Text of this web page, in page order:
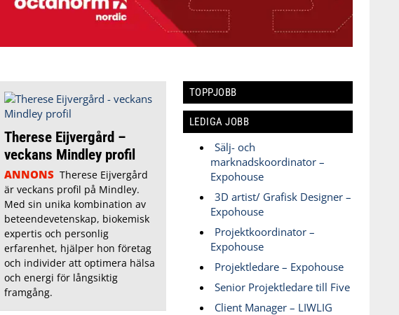
Therese Eijvergård –
veckans Mindley profil
ANNONS Therese Eijvergård
är veckans profil på Mindley.
Med sin unika kombination av
beteendevetenskap, biokemisk
expertis och personlig
erfarenhet, hjälper hon företag
och individer att optimera hälsa
och energi för långsiktig
framgång.
TOPPJOBB
LEDIGA JOBB
Sälj- och
marknadskoordinator –
Expohouse
3D artist/ Grafisk Designer –
Expohouse
Projektkoordinator –
Expohouse
Projektledare – Expohouse
Senior Projektledare till Five
Client Manager – LIWLIG